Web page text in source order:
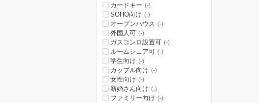
カードキー (-)
SOHO向け (-)
オープンハウス (-)
外国人可 (-)
ガスコンロ設置可 (-)
ルームシェア可 (-)
学生向け (-)
カップル向け (-)
女性向け (-)
新婚さん向け (-)
ファミリー向け (-)